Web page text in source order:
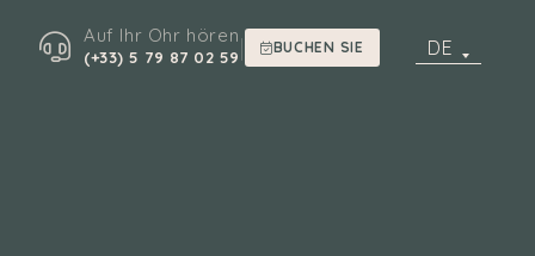
DE
Auf Ihr Ohr hören
(+33) 5 79 87 02 59| BUCHEN SIE